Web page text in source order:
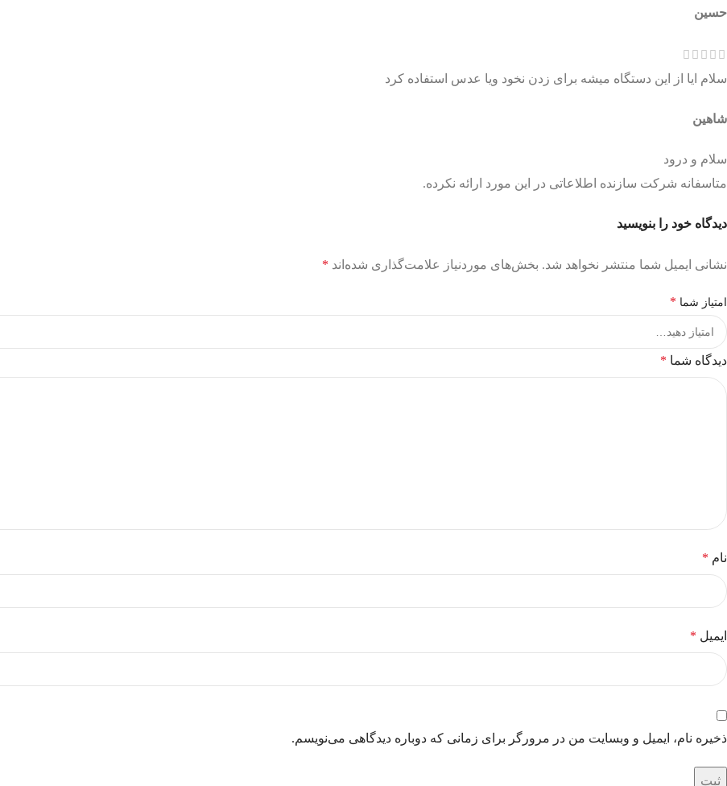
حسین
سلام ایا از این دستگاه میشه برای زدن نخود ویا عدس استفاده کرد
شاهین
سلام و درود
متاسفانه شرکت سازنده اطلاعاتی در این مورد ارائه نکرده.
دیدگاه خود را بنویسید
نشانی ایمیل شما منتشر نخواهد شد. بخش‌های موردنیاز علامت‌گذاری شده‌اند *
امتیاز شما *
دیدگاه شما *
نام *
ایمیل *
ذخیره نام، ایمیل و وبسایت من در مرورگر برای زمانی که دوباره دیدگاهی می‌نویسم.